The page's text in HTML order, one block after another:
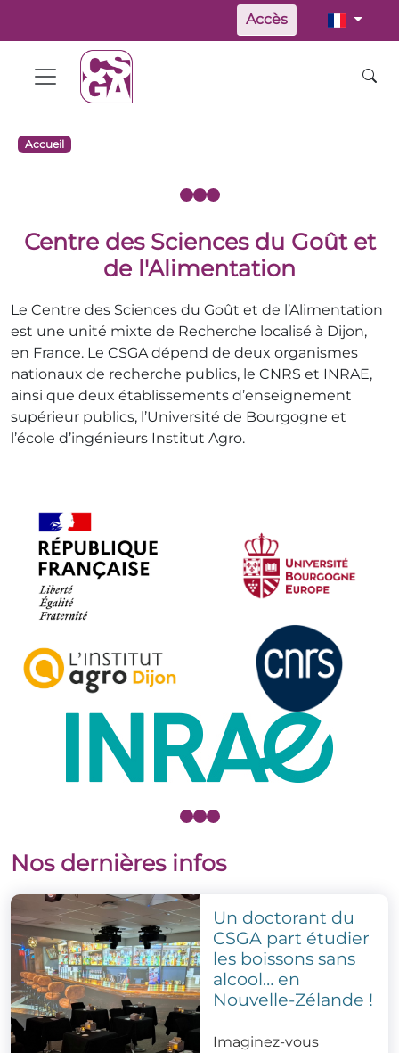
Accès
Accueil
Centre des Sciences du Goût et
de l'Alimentation
Le Centre des Sciences du Goût et de l’Alimentation
est une unité mixte de Recherche localisé à Dijon,
en France. Le CSGA dépend de deux organismes
nationaux de recherche publics, le CNRS et INRAE,
ainsi que deux établissements d’enseignement
supérieur publics, l’Université de Bourgogne et
l’école d’ingénieurs Institut Agro.
Nos dernières infos
Un doctorant du
CSGA part étudier
les boissons sans
alcool… en
Nouvelle-Zélande !
Imaginez-vous